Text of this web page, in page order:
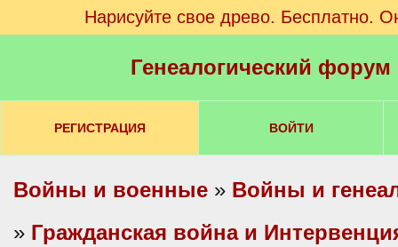
Нарисуйте свое древо. Бесплатно.
Генеалогический
РЕГИСТРАЦИЯ ВОЙТИ
Войны и военные » Войны и
» Гражданская война и